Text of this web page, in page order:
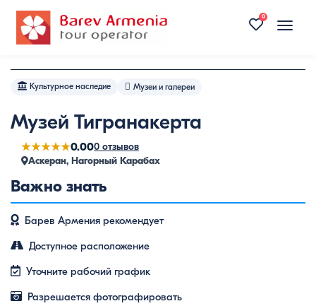
Toggle
0
Культурное наследие Музеи и галереи
Музей Тигранакерта
★★★★★0.000 отзывов
Аскеран, Нагорный Карабах
Важно знать
Барев Армения рекомендует
Доступное расположение
Уточните рабочий график
Разрешается фотографировать